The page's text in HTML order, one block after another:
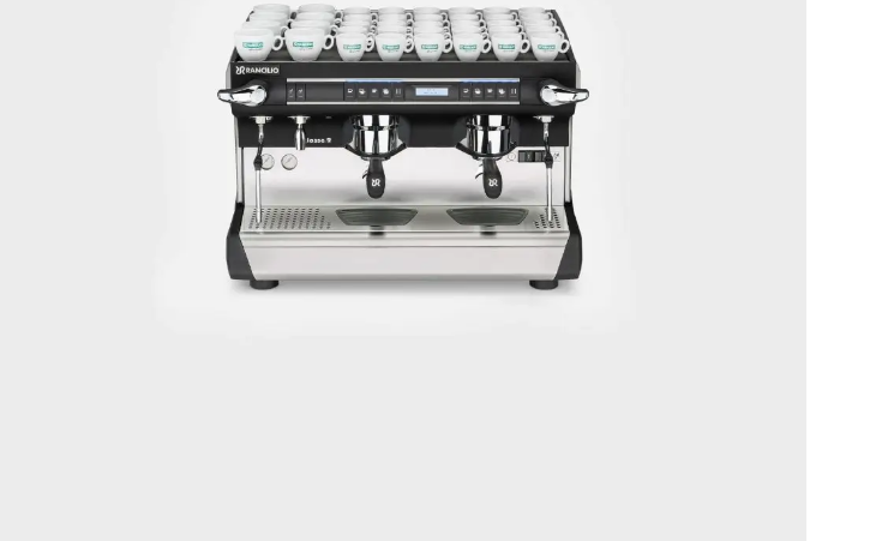
Profesjonalne ekspresy do kawy
Automatyczne ekspresy do kawy
Ekspresy do kawy do kawiarni
Ekspresy do kawy do restauracji
Ekspresy do kawy do domu